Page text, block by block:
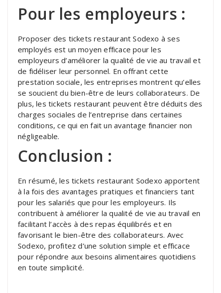
Pour les employeurs :
Proposer des tickets restaurant Sodexo à ses
employés est un moyen efficace pour les
employeurs d’améliorer la qualité de vie au travail et
de fidéliser leur personnel. En offrant cette
prestation sociale, les entreprises montrent qu’elles
se soucient du bien-être de leurs collaborateurs. De
plus, les tickets restaurant peuvent être déduits des
charges sociales de l’entreprise dans certaines
conditions, ce qui en fait un avantage financier non
négligeable.
Conclusion :
En résumé, les tickets restaurant Sodexo apportent
à la fois des avantages pratiques et financiers tant
pour les salariés que pour les employeurs. Ils
contribuent à améliorer la qualité de vie au travail en
facilitant l’accès à des repas équilibrés et en
favorisant le bien-être des collaborateurs. Avec
Sodexo, profitez d’une solution simple et efficace
pour répondre aux besoins alimentaires quotidiens
en toute simplicité.